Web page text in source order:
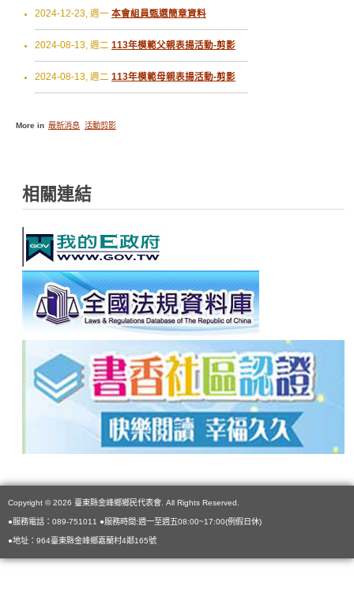
2024-12-23, 週一 本會組員甄選簡章資料
2024-08-13, 週二 113年模範父親表揚活動-剪影
2024-08-13, 週二 113年模範母親表揚活動-剪影
More in 最新消息 活動剪影
相關連結
Copyright © 2026 臺東縣金峰鄉鄉民代表會. All Rights Reserved.
●服務電話：089-751011 ●服務時間:週一至週五08:00~17:00(例假日休)
●地址：964臺東縣金峰鄉嘉蘭村4鄰165號